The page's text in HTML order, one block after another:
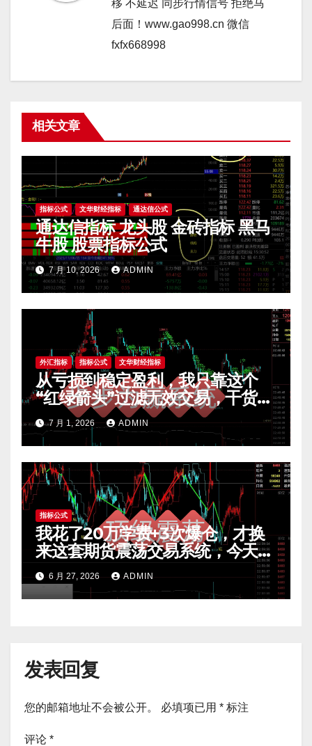
移 不延迟 同步行情信号 拒绝马
后面！www.gao998.cn 微信
fxfx668998
相关文章
指标公式 文华财经指标 通达信公式
通达信指标 龙头股 金砖指标 黑马
牛股 股票指标公式
7 月 10, 2026 ADMIN
外汇指标 指标公式 文华财经指标
从亏损到稳定盈利，我只靠这个
“红绿箭头”过滤无效交易，干货全
公开 mt4指标
7 月 1, 2026 ADMIN
指标公式
我花了20万学费+3次爆仓，才换
来这套期货震荡交易系统，今天免
费公开核心逻辑
6 月 27, 2026 ADMIN
发表回复
您的邮箱地址不会被公开。 必填项已用 * 标注
评论 *